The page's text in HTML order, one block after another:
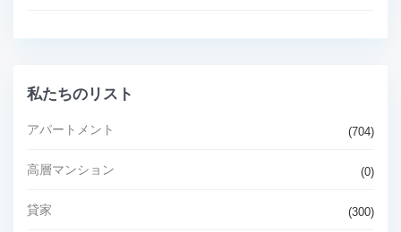
私たちのリスト
アパートメント (704)
高層マンション (0)
貸家 (300)